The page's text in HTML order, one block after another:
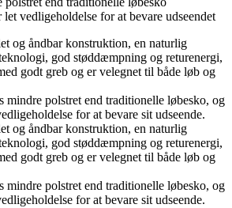
vedligeholdelse for at bevare udseendet
og åndbar konstruktion, en naturlig
god støddæmpning og returenergi,
godt greb og er velegnet til både løb og
mindre polstret end traditionelle løbesko, og
for at bevare sit udseende.
og åndbar konstruktion, en naturlig
god støddæmpning og returenergi,
godt greb og er velegnet til både løb og
mindre polstret end traditionelle løbesko, og
for at bevare sit udseende.